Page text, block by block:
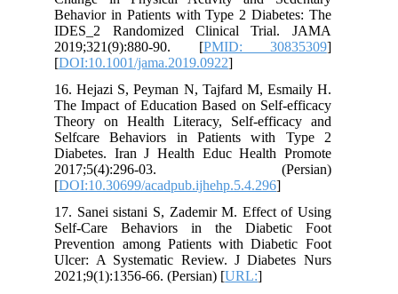
Behavior in Patients with Type 2 Diabetes: The
IDES_2 Randomized Clinical Trial. JAMA
2019;321(9):880-90. [PMID: 30835309
[DOI:10.1001/jama.2019.0922
16. Hejazi S, Peyman N, Tajfard M, Esmaily H.
The Impact of Education Based on Self-efficacy
Theory on Health Literacy, Self-efficacy and
Selfcare Behaviors in Patients with Type 2
Diabetes. Iran J Health Educ Health Promote
2017;5(4):296-03. (Persian)
[DOI:10.30699/acadpub.ijhehp.5.4.296
17. Sanei sistani S, Zademir M. Effect of Using
Self-Care Behaviors in the Diabetic Foot
Prevention among Patients with Diabetic Foot
Ulcer: A Systematic Review. J Diabetes Nurs
2021;9(1):1356-66. (Persian) [URL: